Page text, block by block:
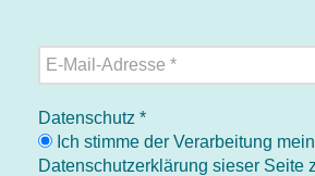
Datenschutz *
Ich stimme der Verarbeitung
Datenschutzerklärung sieser Seite